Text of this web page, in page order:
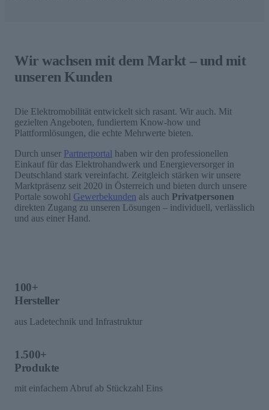
Wir wachsen mit dem Markt – und mit
unseren Kunden
Die Elektromobilität entwickelt sich rasant. Wir auch. Mit
gezielten Angeboten, fundiertem Know-how und
Plattformlösungen, die echte Mehrwerte bieten.
Durch unser Partnerportal haben wir den professionellen
Einkauf für das Elektrohandwerk und Energieversorger in
Deutschland stark vereinfacht. Zeitgleich stärken wir unsere
Marktpräsenz seit 2020 in Österreich und bieten durch unsere
Portale sowohl Gewerbekunden als auch Privatpersonen
direkten Zugang zu unseren Lösungen – individuell, verlässlich
und aus einer Hand.
100+
Hersteller
aus Ladetechnik und Infrastruktur
1.500+
Produkte
mit einfachem Abruf ab Stückzahl Eins